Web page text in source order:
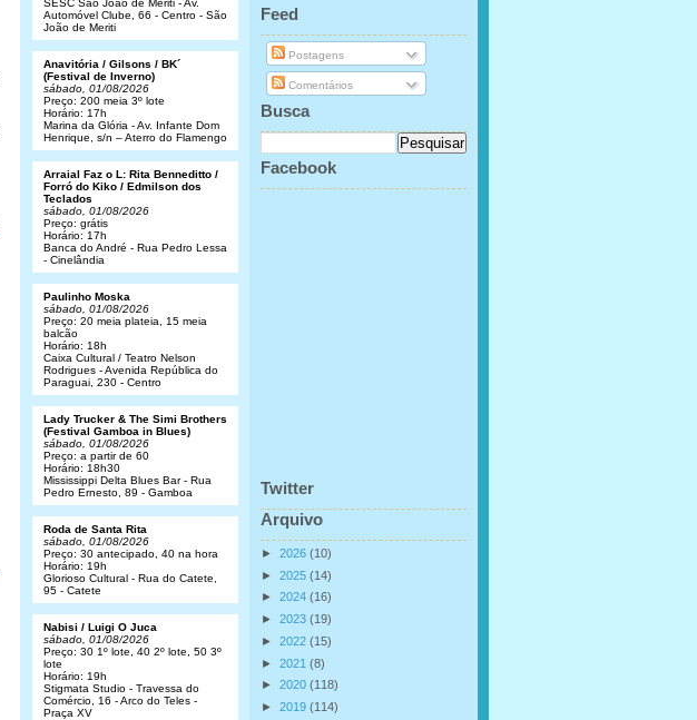
Feed
Postagens
Comentários
Busca
Facebook
Twitter
Arquivo
► 2026 (10)
► 2025 (14)
► 2024 (16)
► 2023 (19)
► 2022 (15)
► 2021 (8)
► 2020 (118)
► 2019 (114)
SESC São João de Meriti - Av.
Automóvel Clube, 66 - Centro - São
João de Meriti
Anavitória / Gilsons / BK´
(Festival de Inverno)
sábado, 01/08/2026
Preço: 200 meia 3º lote
Horário: 17h
Marina da Glória - Av. Infante Dom
Henrique, s/n – Aterro do Flamengo
Arraial Faz o L: Rita Benneditto /
Forró do Kiko / Edmilson dos
Teclados
sábado, 01/08/2026
Preço: grátis
Horário: 17h
Banca do André - Rua Pedro Lessa
- Cinelândia
Paulinho Moska
sábado, 01/08/2026
Preço: 20 meia plateia, 15 meia
balcão
Horário: 18h
Caixa Cultural / Teatro Nelson
Rodrigues - Avenida República do
Paraguai, 230 - Centro
Lady Trucker & The Simi Brothers
(Festival Gamboa in Blues)
sábado, 01/08/2026
Preço: a partir de 60
Horário: 18h30
Mississippi Delta Blues Bar - Rua
Pedro Ernesto, 89 - Gamboa
Roda de Santa Rita
sábado, 01/08/2026
Preço: 30 antecipado, 40 na hora
Horário: 19h
Glorioso Cultural - Rua do Catete,
95 - Catete
Nabisi / Luigi O Juca
sábado, 01/08/2026
Preço: 30 1º lote, 40 2º lote, 50 3º
lote
Horário: 19h
Stigmata Studio - Travessa do
Comércio, 16 - Arco do Teles -
Praça XV